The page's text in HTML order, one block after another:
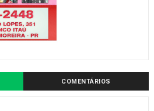
COMENTÁRIOS